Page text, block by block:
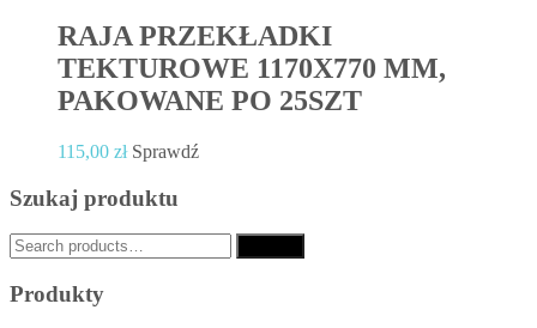
RAJA PRZEKŁADKI
TEKTUROWE 1170X770 MM,
PAKOWANE PO 25SZT
115,00 zł Sprawdź
Szukaj produktu
Search
for:
Produkty